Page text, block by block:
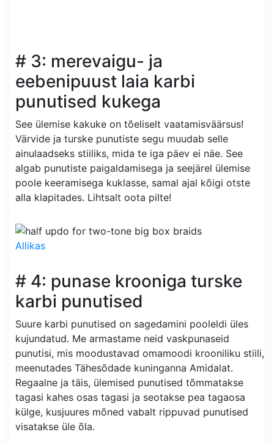
# 3: merevaigu- ja
eebenipuust laia karbi
punutised kukega
See ülemise kakuke on tõeliselt vaatamisväärsus!
Värvide ja turske punutiste segu muudab selle
ainulaadseks stiiliks, mida te iga päev ei näe. See
algab punutiste paigaldamisega ja seejärel ülemise
poole keeramisega kuklasse, samal ajal kõigi otste
alla klapitades. Lihtsalt oota pilte!
Allikas
# 4: punase krooniga turske
karbi punutised
Suure karbi punutised on sagedamini pooleldi üles
kujundatud. Me armastame neid vaskpunaseid
punutisi, mis moodustavad omamoodi krooniliku stiili,
meenutades Tähesõdade kuninganna Amidalat.
Regaalne ja täis, ülemised punutised tõmmatakse
tagasi kahes osas tagasi ja seotakse pea tagaosa
külge, kusjuures mõned vabalt rippuvad punutised
visatakse üle õla.